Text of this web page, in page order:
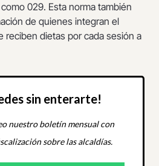
029. Esta norma también
de quienes integran el
reciben dietas por cada sesión a
sin enterarte!
nuestro boletín mensual con
sobre las alcaldías.